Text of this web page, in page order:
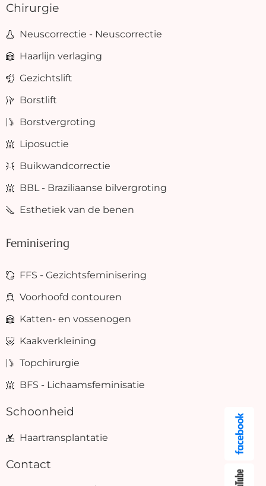
Chirurgie
Neuscorrectie - Neuscorrectie
Haarlijn verlaging
Gezichtslift
Borstlift
Borstvergroting
Liposuctie
Buikwandcorrectie
BBL - Braziliaanse bilvergroting
Esthetiek van de benen
Feminisering
FFS - Gezichtsfeminisering
Voorhoofd contouren
Katten- en vossenogen
Kaakverkleining
Topchirurgie
BFS - Lichaamsfeminisatie
Schoonheid
Haartransplantatie
Contact